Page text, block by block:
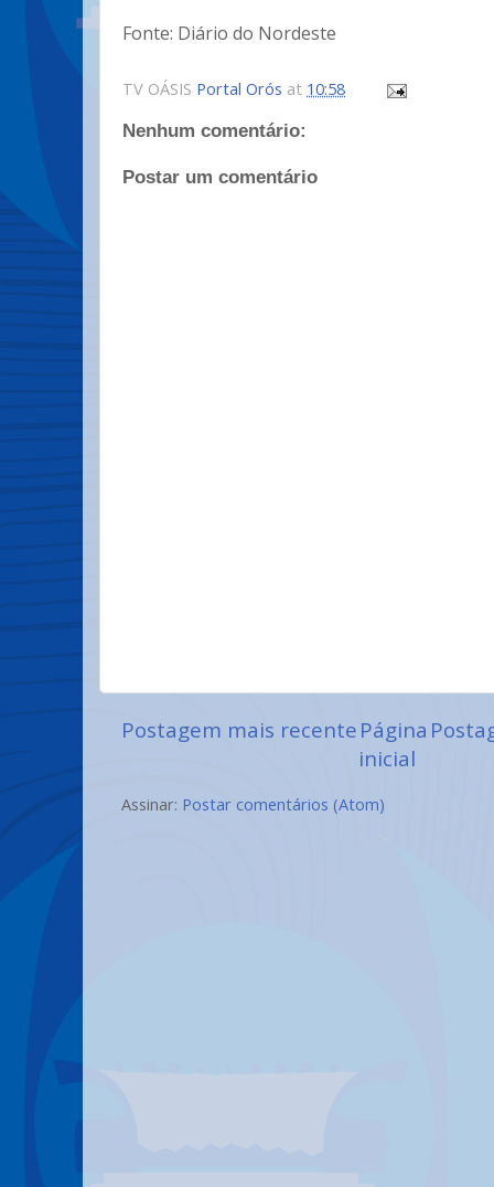
Fonte: Diário do Nordeste
TV OÁSIS Portal Orós at 10:58
Nenhum comentário:
Postar um comentário
Postagem mais recentePágina
inicial
Assinar: Postar comentários (Atom)